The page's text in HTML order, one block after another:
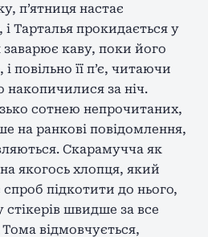
п’ятниця настає
Тарталья прокидається у
заварює каву, поки його
повільно її п’є, читаючи
накопичилися за ніч.
сотнею непрочитаних,
на ранкові повідомлення,
Скарамучча як
якогось хлопця, який
підкотити до нього,
швидше за все
відмовчується,